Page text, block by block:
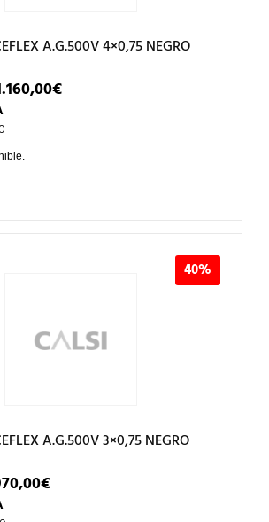
A.G.500V 4×0,75 NEGRO
1.940,00€.
€EL
PRECIO
40%
A.G.500V 3×0,75 NEGRO
€EL
PRECIO